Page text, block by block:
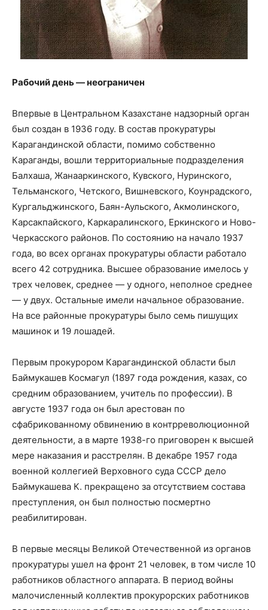
Рабочий день — неограничен
Впервые в Центральном Казахстане надзорный орган
был создан в 1936 году. В состав прокуратуры
Карагандинской области, помимо собственно
Караганды, вошли территориальные подразделения
Балхаша, Жанааркинского, Кувского, Нуринского,
Тельманского, Четского, Вишневского, Коунрадского,
Кургальджинского, Баян-Аульского, Акмолинского,
Карсакпайского, Каркаралинского, Еркинского и Ново-
Черкасского районов. По состоянию на начало 1937
года, во всех органах прокуратуры области работало
всего 42 сотрудника. Высшее образование имелось у
трех человек, среднее — у одного, неполное среднее
— у двух. Остальные имели начальное образование.
На все районные прокуратуры было семь пишущих
машинок и 19 лошадей.
Первым прокурором Карагандинской области был
Баймукашев Космагул (1897 года рождения, казах, со
средним образованием, учитель по профессии). В
августе 1937 года он был арестован по
сфабрикованному обвинению в контрреволюционной
деятельности, а в марте 1938-го приговорен к высшей
мере наказания и расстрелян. В декабре 1957 года
военной коллегией Верховного суда СССР дело
Баймукашева К. прекращено за отсутствием состава
преступления, он был полностью посмертно
реабилитирован.
В первые месяцы Великой Отечественной из органов
прокуратуры ушел на фронт 21 человек, в том числе 10
работников областного аппарата. В период войны
малочисленный коллектив прокурорских работников